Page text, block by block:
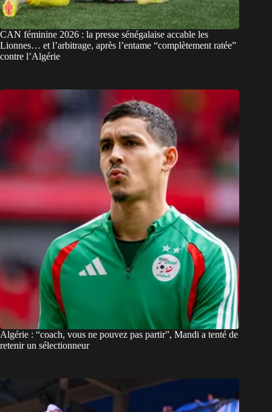
CAN féminine 2026 : la presse sénégalaise accable les
Lionnes… et l’arbitrage, après l’entame “complètement ratée”
contre l’Algérie
Algérie : “coach, vous ne pouvez pas partir”, Mandi a tenté de
retenir un sélectionneur